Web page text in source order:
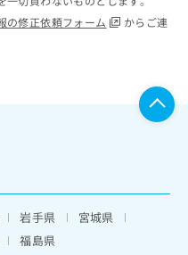
の修正依頼フォーム
からご連
岩手県
宮城県
福島県